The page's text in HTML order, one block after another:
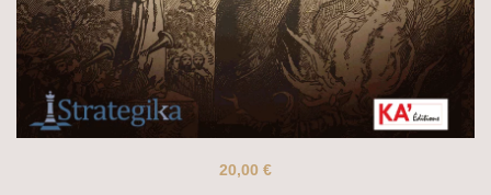
20,00 €